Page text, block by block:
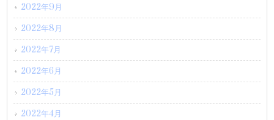
2022年9月
2022年8月
2022年7月
2022年6月
2022年5月
2022年4月